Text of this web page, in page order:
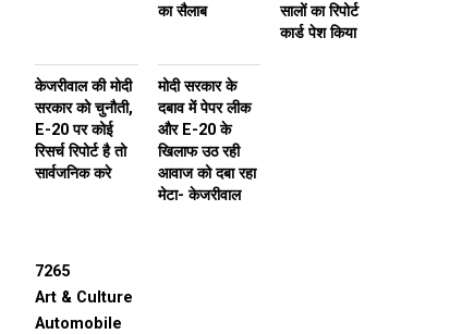
का सैलाब
सालों का रिपोर्ट
कार्ड पेश किया
केजरीवाल की मोदी
सरकार को चुनौती,
E-20 पर कोई
रिसर्च रिपोर्ट है तो
सार्वजनिक करे
मोदी सरकार के
दबाव में पेपर लीक
और E-20 के
खिलाफ उठ रही
आवाज को दबा रहा
मेटा- केजरीवाल
7265
Art & Culture
Automobile